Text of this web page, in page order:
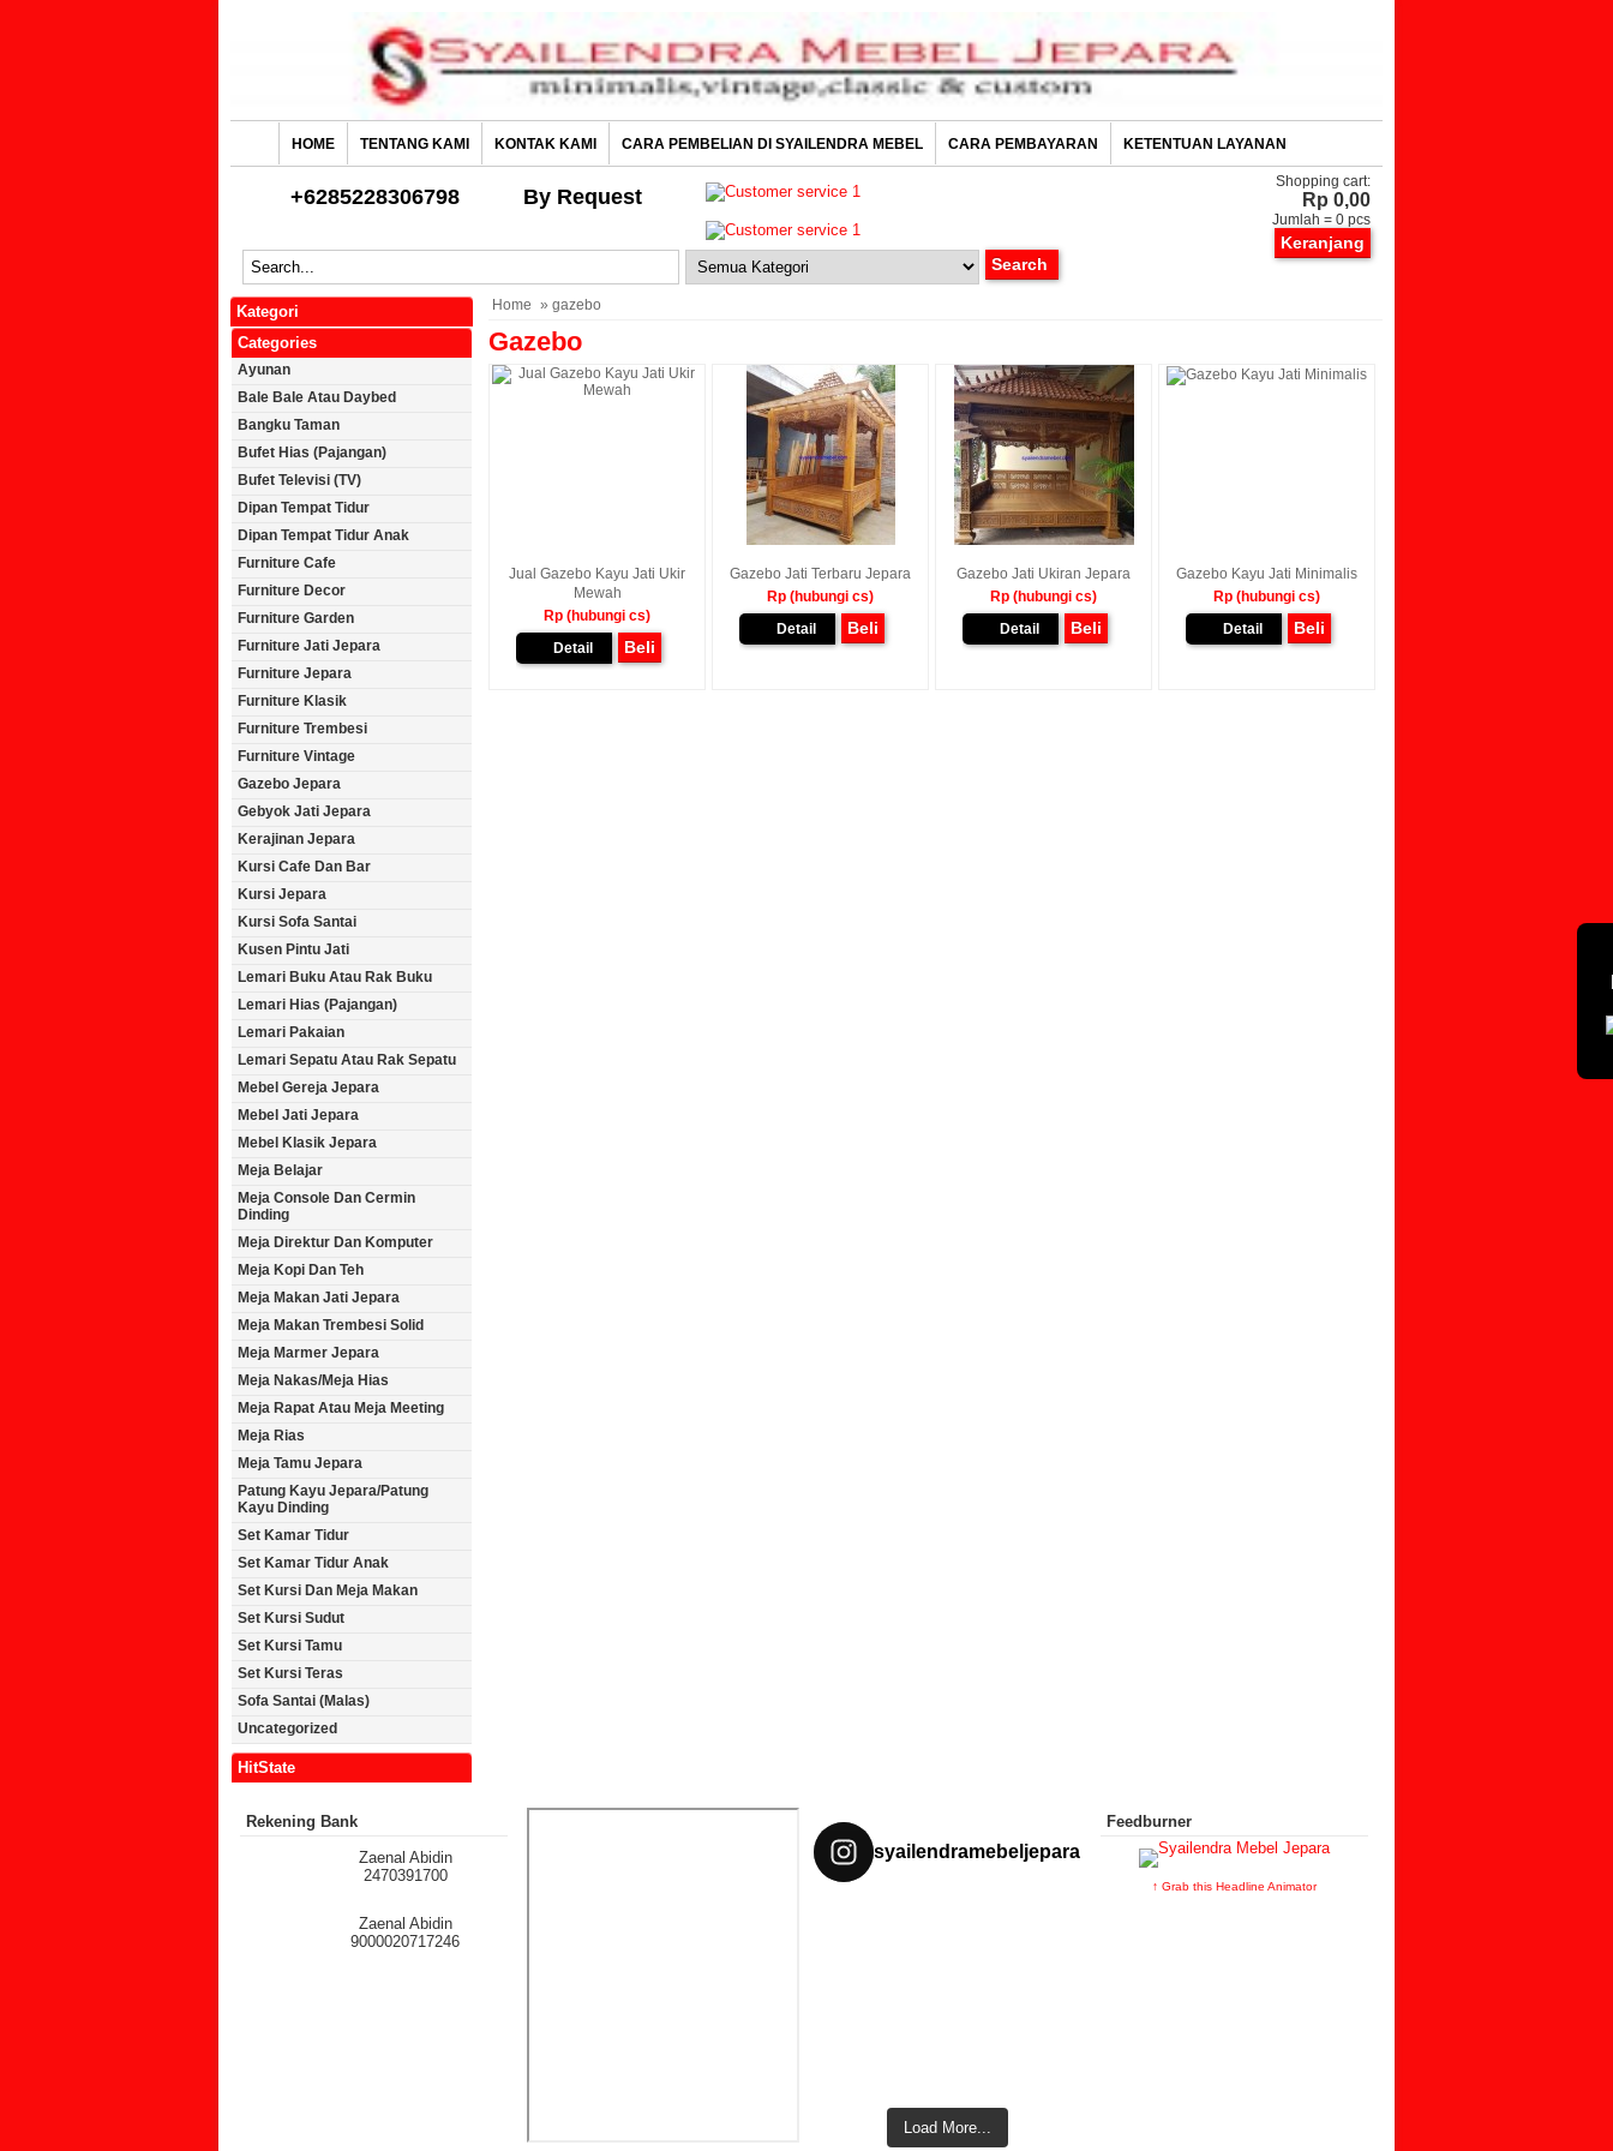
HOME TENTANG KAMI KONTAK KAMI CARA PEMBELIAN DI SYAILENDRA MEBEL CARA PEMBAYARAN KETENTUAN LAYANAN
Shopping cart:
Rp 0,00
Jumlah = 0 pcs
Keranjang
+6285228306798 By Request
Home » gazebo
Gazebo
Jual Gazebo Kayu Jati Ukir
Mewah
Rp (hubungi cs)
Detail
Beli
Gazebo Jati Terbaru Jepara
Rp (hubungi cs)
Detail
Beli
Gazebo Jati Ukiran Jepara
Rp (hubungi cs)
Detail
Beli
Gazebo Kayu Jati Minimalis
Rp (hubungi cs)
Detail
Beli
Kategori
Categories
Ayunan
Bale Bale Atau Daybed
Bangku Taman
Bufet Hias (Pajangan)
Bufet Televisi (TV)
Dipan Tempat Tidur
Dipan Tempat Tidur Anak
Furniture Cafe
Furniture Decor
Furniture Garden
Furniture Jati Jepara
Furniture Jepara
Furniture Klasik
Furniture Trembesi
Furniture Vintage
Gazebo Jepara
Gebyok Jati Jepara
Kerajinan Jepara
Kursi Cafe Dan Bar
Kursi Jepara
Kursi Sofa Santai
Kusen Pintu Jati
Lemari Buku Atau Rak Buku
Lemari Hias (Pajangan)
Lemari Pakaian
Lemari Sepatu Atau Rak Sepatu
Mebel Gereja Jepara
Mebel Jati Jepara
Mebel Klasik Jepara
Meja Belajar
Meja Console Dan Cermin
Dinding
Meja Direktur Dan Komputer
Meja Kopi Dan Teh
Meja Makan Jati Jepara
Meja Makan Trembesi Solid
Meja Marmer Jepara
Meja Nakas/Meja Hias
Meja Rapat Atau Meja Meeting
Meja Rias
Meja Tamu Jepara
Patung Kayu Jepara/Patung
Kayu Dinding
Set Kamar Tidur
Set Kamar Tidur Anak
Set Kursi Dan Meja Makan
Set Kursi Sudut
Set Kursi Tamu
Set Kursi Teras
Sofa Santai (Malas)
Uncategorized
HitState
Rekening Bank
Zaenal Abidin
2470391700
Zaenal Abidin
9000020717246
syailendramebeljepara
Load More...
Feedburner
↑ Grab this Headline Animator